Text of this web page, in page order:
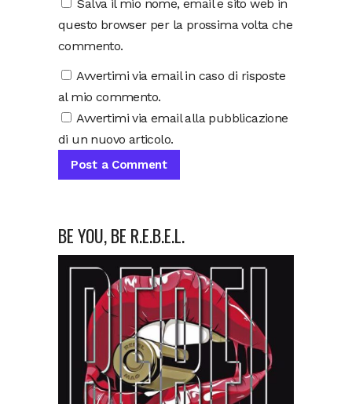
Salva il mio nome, email e sito web in
questo browser per la prossima volta che
commento.
Avvertimi via email in caso di risposte
al mio commento.
Avvertimi via email alla pubblicazione
di un nuovo articolo.
BE YOU, BE R.E.B.E.L.